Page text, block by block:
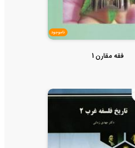
ناموجود
فقه مقارن 1